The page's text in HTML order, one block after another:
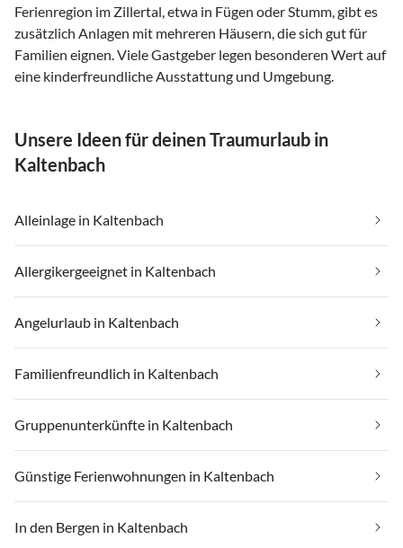
Ferienregion im Zillertal, etwa in Fügen oder Stumm, gibt es
zusätzlich Anlagen mit mehreren Häusern, die sich gut für
Familien eignen. Viele Gastgeber legen besonderen Wert auf
eine kinderfreundliche Ausstattung und Umgebung.
Unsere Ideen für deinen Traumurlaub in
Kaltenbach
Alleinlage in Kaltenbach
Allergikergeeignet in Kaltenbach
Angelurlaub in Kaltenbach
Familienfreundlich in Kaltenbach
Gruppenunterkünfte in Kaltenbach
Günstige Ferienwohnungen in Kaltenbach
In den Bergen in Kaltenbach